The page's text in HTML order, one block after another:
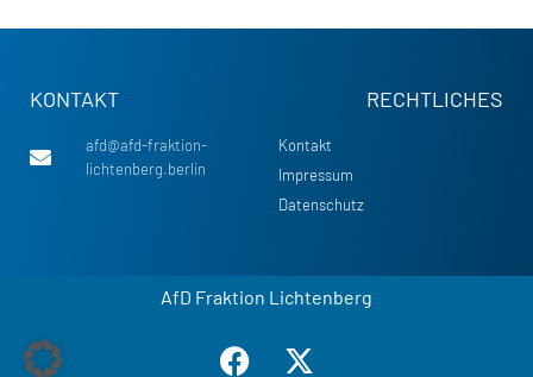
KONTAKT
afd@afd-fraktion-
lichtenberg.berlin
RECHTLICHES
Kontakt
Impressum
Datenschutz
AfD Fraktion Lichtenberg